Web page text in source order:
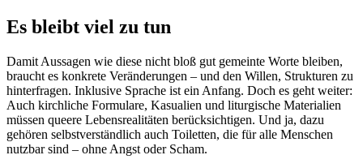
Es bleibt viel zu tun
Damit Aussagen wie diese nicht bloß gut gemeinte Worte bleiben,
braucht es konkrete Veränderungen – und den Willen, Strukturen zu
hinterfragen. Inklusive Sprache ist ein Anfang. Doch es geht weiter:
Auch kirchliche Formulare, Kasualien und liturgische Materialien
müssen queere Lebensrealitäten berücksichtigen. Und ja, dazu
gehören selbstverständlich auch Toiletten, die für alle Menschen
nutzbar sind – ohne Angst oder Scham.